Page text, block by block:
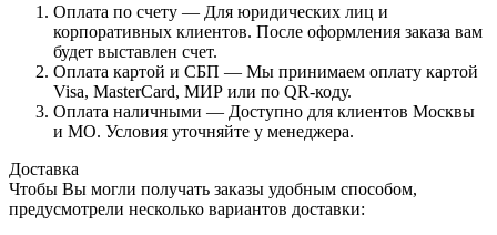
Оплата по счету — Для юридических лиц и
корпоративных клиентов. После оформления заказа вам
будет выставлен счет.
Оплата картой и СБП — Мы принимаем оплату картой
Visa, MasterCard, МИР или по QR-коду.
Оплата наличными — Доступно для клиентов Москвы
и МО. Условия уточняйте у менеджера.
Доставка
Чтобы Вы могли получать заказы удобным способом,
предусмотрели несколько вариантов доставки: